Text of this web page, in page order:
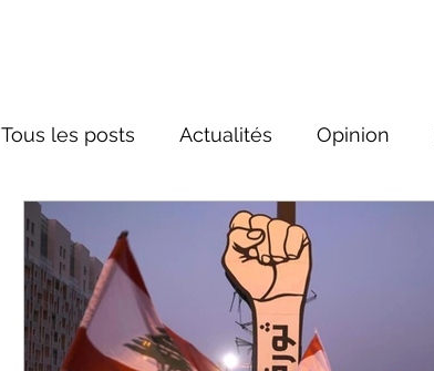
Tous les posts Actualités Opinion
Culture&Divertissement
Mode Histoire Politique